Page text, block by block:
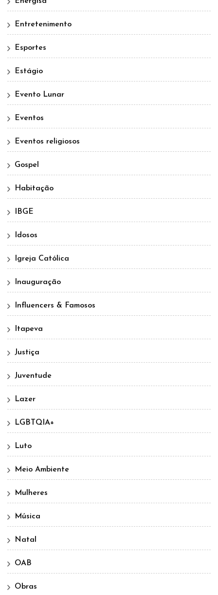
Entretenimento
Esportes
Estágio
Evento Lunar
Eventos
Eventos religiosos
Gospel
Habitação
IBGE
Idosos
Igreja Católica
Inauguração
Influencers & Famosos
Itapeva
Justiça
Juventude
Lazer
LGBTQIA+
Luto
Meio Ambiente
Mulheres
Música
Natal
OAB
Obras